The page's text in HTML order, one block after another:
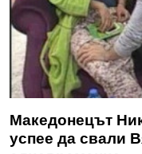
Македонецът
успее да свали